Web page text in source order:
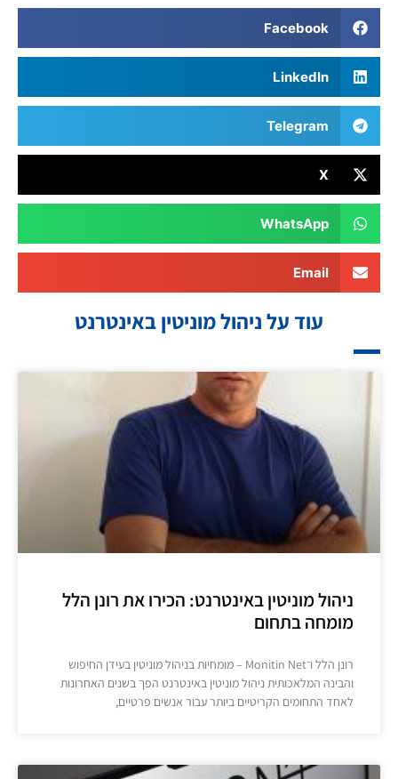
Facebook
LinkedIn
Telegram
X
WhatsApp
Email
עוד על ניהול מוניטין באינטרנט
ניהול מוניטין באינטרנט: הכירו את רונן הלל
מומחה בתחום
רונן הלל ו־Monitin Net – מומחיות בניהול מוניטין בעידן החיפוש
והבינה המלאכותית ניהול מוניטין באינטרנט הפך בשנים האחרונות
לאחד התחומים הקריטיים ביותר עבור אנשים פרטיים,